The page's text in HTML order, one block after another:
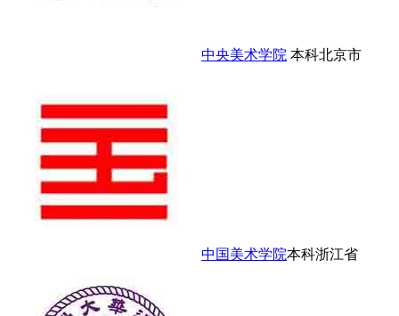
中央美术学院 本科北京市
中国美术学院本科浙江省